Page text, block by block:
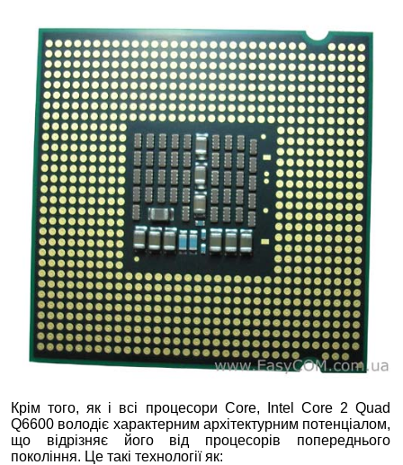
Крім того, як і всі процесори Core, Intel Core 2 Quad
Q6600 володіє характерним архітектурним потенціалом,
що відрізняє його від процесорів попереднього
покоління. Це такі технології як: